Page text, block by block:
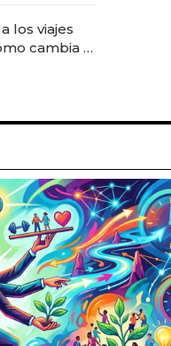
los viajes
cambia el